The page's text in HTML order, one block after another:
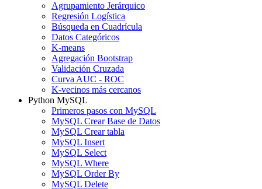
Agrupamiento Jerárquico
Regresión Logística
Búsqueda en Cuadrícula
Datos Categóricos
K-means
Agregación Bootstrap
Validación Cruzada
Curva AUC - ROC
K-vecinos más cercanos
Python MySQL
Primeros pasos con MySQL
MySQL Crear Base de Datos
MySQL Crear tabla
MySQL Insert
MySQL Select
MySQL Where
MySQL Order By
MySQL Delete